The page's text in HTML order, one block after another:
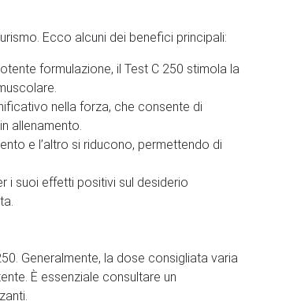
Ecco alcuni dei benefici principali:
formulazione, il Test C 250 stimola la
nella forza, che consente di
allenamento.
e l’altro si riducono, permettendo di
i suoi effetti positivi sul desiderio
Generalmente, la dose consigliata varia
È essenziale consultare un